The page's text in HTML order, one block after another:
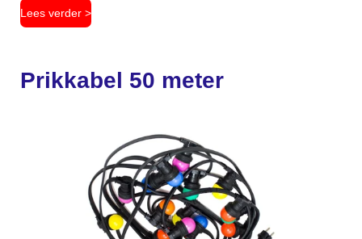
Lees verder >
Prikkabel 50 meter